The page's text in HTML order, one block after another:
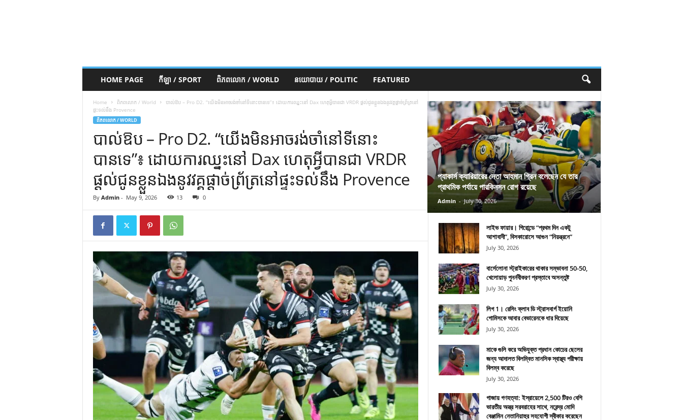
HOME PAGE កីឡា / SPORT ពិភពលោក / WORLD នយោបាយ / POLITIC FEATURED
Home ពិភពលោក / World
បាល់ឱប – Pro D2. “យើងមិនអាចរង់ចាំនៅទីនោះបានទេ”៖ ដោយការឈ្នះនៅ Dax ហេតុអ្វីបានជា VRDR ផ្តល់ជូនខ្លួនឯងនូវវគ្គផ្តាច់ព្រ័ត្រនៅ
ផ្ទះទល់នឹង Provence
ពិភពលោក / WORLD
បាល់ឱប – Pro D2. “យើងមិនអាចរង់ចាំនៅទីនោះ
បានទេ”៖ ដោយការឈ្នះនៅ Dax ហេតុអ្វីបានជា VRDR
ផ្តល់ជូនខ្លួនឯងនូវវគ្គផ្តាច់ព្រ័ត្រនៅផ្ទះទល់នឹង Provence
By Admin- May 9, 2026 13 0
প্যাকার্স ক্যারিয়ারের নেতা আহমান গ্রিন বলেছেন যে তার
প্রাথমিক পর্যায়ে পারকিনসন রোগ রয়েছে
Admin - July 30, 2026
লাইভ ফায়ার। গিরোন্ডে “প্রথম দিন একটু
আশাবাদী”, বিসকারোসে আগুন “নিয়ন্ত্রনে”
July 30, 2026
বার্সেলোনা স্ট্রাইকারের থাকার সম্ভাবনা 50-50,
খেলোয়াড় পুনর্নবীকরণ প্রস্তাবে অসন্তুষ্ট
July 30, 2026
লিগ 1। রেসিং ক্লাব ডি স্ট্রাসবার্গ ইয়োনি
গোমিসকে আবার বেভারেনকে ধার দিয়েছে
July 30, 2026
মাকে গুলি করে অভিযুক্ত প্রধান কোচের ছেলের
জন্য আদালত বিলম্বিত মানসিক স্বাস্থ্য পরীক্ষায়
বিলম্ব করেছে
July 30, 2026
গাজায় গণহত্যা: ইস্রায়েলে 2,500 টিরও বেশি
ভারতীয় অস্ত্র সরবরাহের সাথে, নরেন্দ্র মোদি
বেঞ্জামিন নেতানিয়াহুর সহযোগী স্বীকার করেছেন